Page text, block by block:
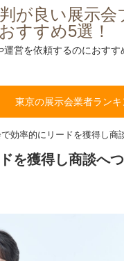
が良い展示会
すすめ5選！
営を依頼するのにおすす
東京の展示会業者ランキ
効率的にリードを獲得し商
を獲得し商談へ